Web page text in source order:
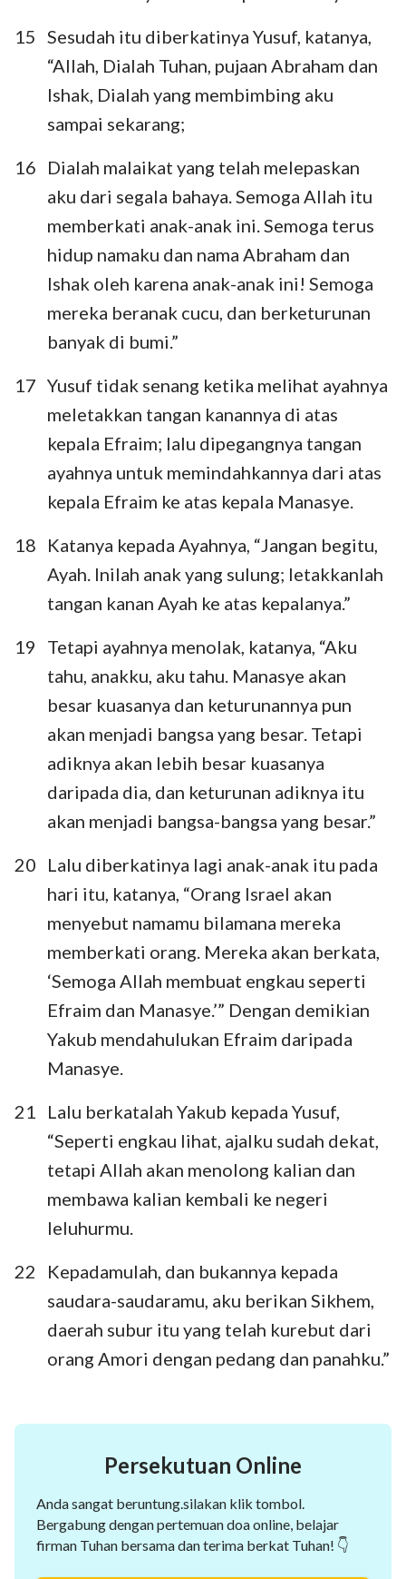
1 2 3 4 5 6
7
8
9 13
15
16 17 18 19 20
21
22
23 24
29
30 31 32 33 34
35
36
37 38 39 40 41
43
44 45 46 47 48
49
50
15 Sesudah itu diberkatinya Yusuf, katanya,
“Allah, Dialah Tuhan, pujaan Abraham dan
Ishak, Dialah yang membimbing aku
sampai sekarang;
16
Dialah malaikat yang telah melepaskan
aku dari segala bahaya. Semoga Allah itu
memberkati anak-anak ini. Semoga terus
hidup namaku dan nama Abraham dan
Ishak oleh karena anak-anak ini! Semoga
mereka beranak cucu, dan berketurunan
banyak di bumi.”
17 Yusuf tidak senang ketika melihat ayahnya
meletakkan tangan kanannya di atas
kepala Efraim; lalu dipegangnya tangan
ayahnya untuk memindahkannya dari atas
kepala Efraim ke atas kepala Manasye.
18
Katanya kepada Ayahnya, “Jangan begitu,
Ayah. Inilah anak yang sulung; letakkanlah
tangan kanan Ayah ke atas kepalanya.”
19
Tetapi ayahnya menolak, katanya, “Aku
tahu, anakku, aku tahu. Manasye akan
besar kuasanya dan keturunannya pun
akan menjadi bangsa yang besar. Tetapi
adiknya akan lebih besar kuasanya
daripada dia, dan keturunan adiknya itu
akan menjadi bangsa-bangsa yang besar.”
20
Lalu diberkatinya lagi anak-anak itu pada
hari itu, katanya, “Orang Israel akan
menyebut namamu bilamana mereka
memberkati orang. Mereka akan berkata,
‘Semoga Allah membuat engkau seperti
Efraim dan Manasye.’” Dengan demikian
Yakub mendahulukan Efraim daripada
Manasye.
21
Lalu berkatalah Yakub kepada Yusuf,
“Seperti engkau lihat, ajalku sudah dekat,
tetapi Allah akan menolong kalian dan
membawa kalian kembali ke negeri
leluhurmu.
22
Kepadamulah, dan bukannya kepada
saudara-saudaramu, aku berikan Sikhem,
daerah subur itu yang telah kurebut dari
orang Amori dengan pedang dan panahku.”
Persekutuan Online
Anda sangat beruntung.silakan klik tombol.
Bergabung dengan pertemuan doa online, belajar
firman Tuhan bersama dan terima berkat Tuhan! 👇